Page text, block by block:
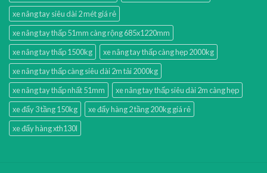
xe nâng tay siêu dài 2 mét giá rẻ
xe nâng tay thấp 51mm càng rộng 685x1220mm
xe nâng tay thấp 1500kg
xe nâng tay thấp càng hẹp 2000kg
xe nâng tay thấp càng siêu dài 2m tải 2000kg
xe nâng tay thấp nhất 51mm
xe nâng tay thấp siêu dài 2m càng hẹp
xe đẩy 3 tầng 150kg
xe đẩy hàng 2 tầng 200kg giá rẻ
xe đẩy hàng xth130l